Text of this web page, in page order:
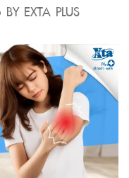
BY EXTA PLUS